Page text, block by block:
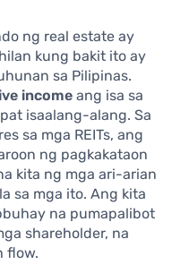
ng real estate ay
kung bakit ito ay
sa Pilipinas.
income ang isa sa
isaalang-alang. Sa
sa mga REITs, ang
ng pagkakataon
kita ng mga ari-arian
sa mga ito. Ang kita
na pumapalibot
shareholder, na
flow.